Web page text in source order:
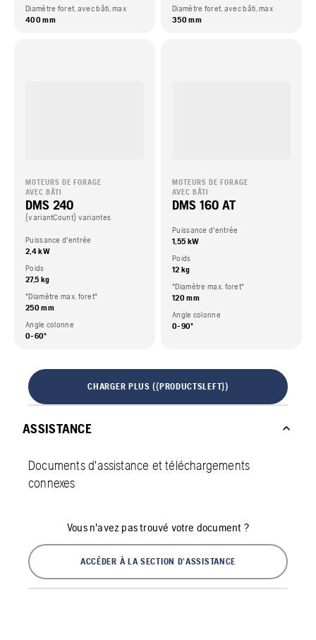
Diamètre foret, avec bâti, max
400 mm
Diamètre foret, avec bâti, max
350 mm
MOTEURS DE FORAGE
AVEC BÂTI
DMS 240
{variantCount} variantes
Puissance d'entrée
2,4 kW
Poids
27,5 kg
"Diamètre max. foret"
250 mm
Angle colonne
0-60º
MOTEURS DE FORAGE
AVEC BÂTI
DMS 160 AT
Puissance d'entrée
1,55 kW
Poids
12 kg
"Diamètre max. foret"
120 mm
Angle colonne
0-90º
CHARGER PLUS ({PRODUCTSLEFT})
ASSISTANCE
Documents d'assistance et téléchargements
connexes
Vous n'avez pas trouvé votre document ?
ACCÉDER À LA SECTION D'ASSISTANCE